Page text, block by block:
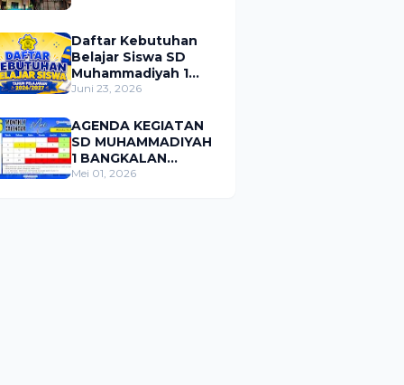
Daftar Kebutuhan
Belajar Siswa SD
Muhammadiyah 1
Bangkalan Tahun
Juni 23, 2026
AGENDA KEGIATAN
SD MUHAMMADIYAH
1 BANGKALAN
BULAN MEI 2026
Mei 01, 2026